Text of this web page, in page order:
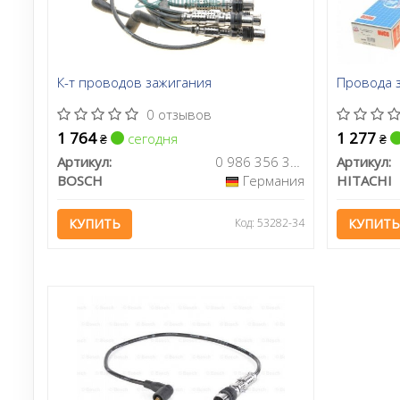
К-т проводов зажигания
0 отзывов
1 764₴
сегодня
Артикул:
0 986 356 312
BOSCH
Германия
КУПИТЬ Код: 53282-34
Провода
1 277 ₴
Артикул:
HITACHI
КУПИТЬ